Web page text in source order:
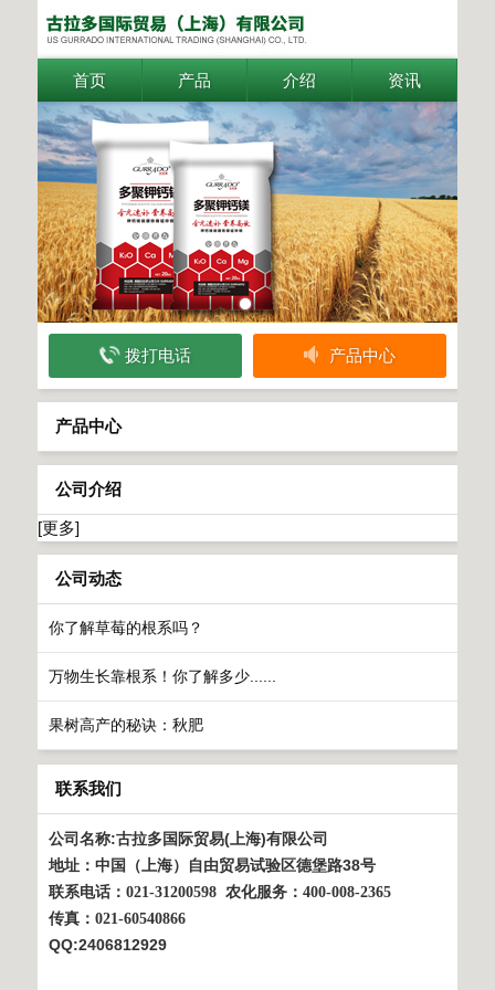
首页 产品 介绍 资讯
拨打电话 产品中心
产品中心
公司介绍
[更多]
公司动态
你了解草莓的根系吗？
万物生长靠根系！你了解多少......
果树高产的秘诀：秋肥
联系我们
公司名称:古拉多国际贸易(上海)有限公司
地址：中国（上海）自由贸易试验区德堡路38号
联系电话：021-31200598 农化服务： 400-008-2365
传真：021-60540866
QQ:2406812929